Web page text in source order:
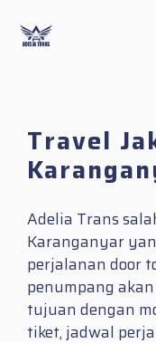
content
Travel
Adelia Trans
Karanganyar
perjalanan door
penumpang
tujuan dengan
tiket, jadwal